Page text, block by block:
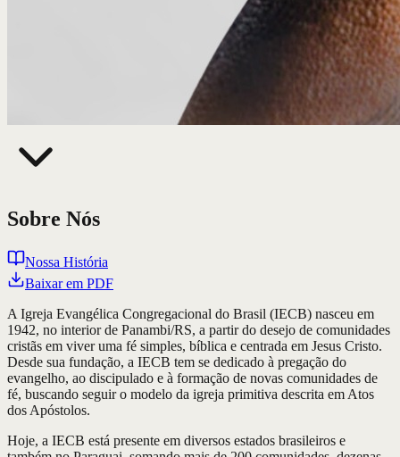
Sobre Nós
Nossa História
Baixar em PDF
A Igreja Evangélica Congregacional do Brasil (IECB) nasceu em
1942, no interior de Panambi/RS, a partir do desejo de comunidades
cristãs em viver uma fé simples, bíblica e centrada em Jesus Cristo.
Desde sua fundação, a IECB tem se dedicado à pregação do
evangelho, ao discipulado e à formação de novas comunidades de
fé, buscando seguir o modelo da igreja primitiva descrita em Atos
dos Apóstolos.
Hoje, a IECB está presente em diversos estados brasileiros e